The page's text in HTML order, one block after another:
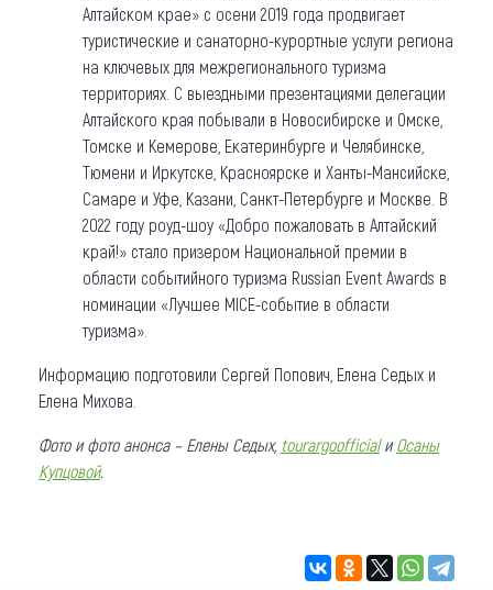
Алтайском крае» с осени 2019 года продвигает
туристические и санаторно-курортные услуги региона
на ключевых для межрегионального туризма
территориях. С выездными презентациями делегации
Алтайского края побывали в Новосибирске и Омске,
Томске и Кемерове, Екатеринбурге и Челябинске,
Тюмени и Иркутске, Красноярске и Ханты-Мансийске,
Самаре и Уфе, Казани, Санкт-Петербурге и Москве. В
2022 году роуд-шоу «Добро пожаловать в Алтайский
край!» стало призером Национальной премии в
области событийного туризма Russian Event Awards в
номинации «Лучшее MICE-событие в области
туризма».
Информацию подготовили Сергей Попович, Елена Седых и
Елена Михова.
Фото и фото анонса – Елены Седых, tourargoofficialи Осаны
Купцовой.